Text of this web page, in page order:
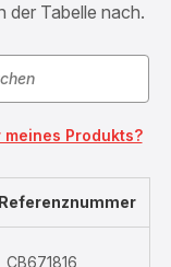
der Tabelle nach.
Produkts?
Referenznummer
CB671816